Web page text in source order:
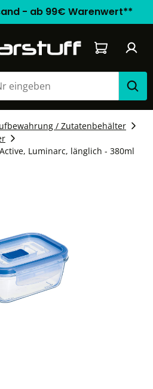
- ab 99€ Warenwert**
Warenkorb
/ Zutatenbehälter
Luminarc, länglich - 380ml